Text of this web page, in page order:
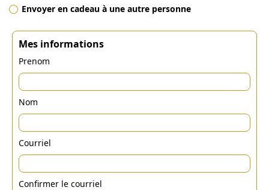
Envoyer en cadeau à une autre personne
Mes informations
Prenom
Nom
Courriel
Confirmer le courriel